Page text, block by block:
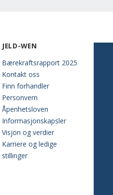
JELD-WEN
Bærekraftsrapport 2025
Kontakt oss
Finn forhandler
Personvern
Åpenhetsloven
Informasjonskapsler
Visjon og verdier
Karriere og ledige
stillinger